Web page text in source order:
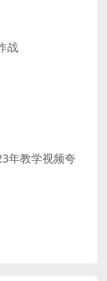
战
年教学视频夸